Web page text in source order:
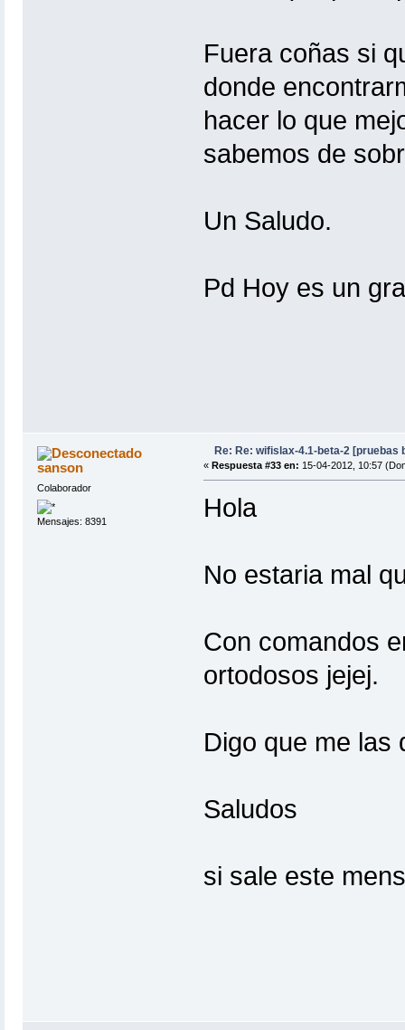
Fuera coñas si
donde
hacer lo que
sabemos de
Un Saludo.
Pd Hoy es un
sanson
Colaborador
Mensajes: 8391
Re: Re: wifislax-4.1-beta-2 [pruebas
« Respuesta #33 en: 15-04-2012, 10:57
Hola
No estaria mal
Con comandos
ortodosos jejej.
Digo que me las
Saludos
si sale este